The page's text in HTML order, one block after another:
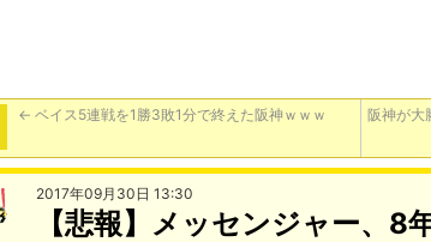
← ベイス5連戦を1勝3敗1分で終えた阪神ｗｗｗ 阪神が大
2017年09月30日 13:30
【悲報】メッセンジャー、8